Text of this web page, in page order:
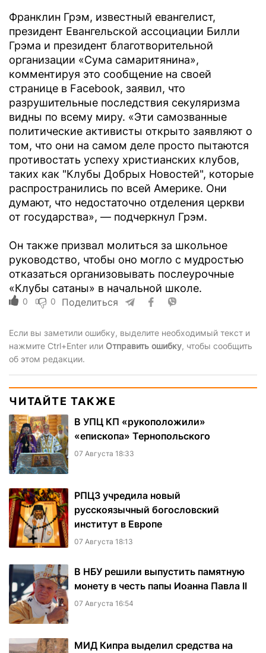
Франклин Грэм, известный евангелист,
президент Евангельской ассоциации Билли
Грэма и президент благотворительной
организации «Сума самаритянина»,
комментируя это сообщение на своей
странице в Facebook, заявил, что
разрушительные последствия секуляризма
видны по всему миру. «Эти самозванные
политические активисты открыто заявляют о
том, что они на самом деле просто пытаются
противостать успеху христианских клубов,
таких как "Клубы Добрых Новостей", которые
распространились по всей Америке. Они
думают, что недостаточно отделения церкви
от государства», — подчеркнул Грэм.
Он также призвал молиться за школьное
руководство, чтобы оно могло с мудростью
отказаться организовывать послеурочные
«Клубы сатаны» в начальной школе.
0 0 Поделиться
Если вы заметили ошибку, выделите необходимый текст и
нажмите Ctrl+Enter или Отправить ошибку, чтобы сообщить
об этом редакции.
ЧИТАЙТЕ ТАКЖЕ
В УПЦ КП «рукоположили»
«епископа» Тернопольского
07 Августа 18:33
РПЦЗ учредила новый
русскоязычный богословский
институт в Европе
07 Августа 18:13
В НБУ решили выпустить памятную
монету в честь папы Иоанна Павла II
07 Августа 16:54
МИД Кипра выделил средства на